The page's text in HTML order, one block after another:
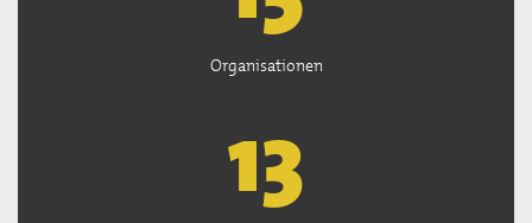
Organisationen
13